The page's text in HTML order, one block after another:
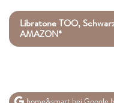
Libratone TOO,
AMAZON*